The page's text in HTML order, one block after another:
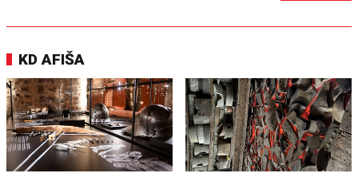
KD AFIŠA